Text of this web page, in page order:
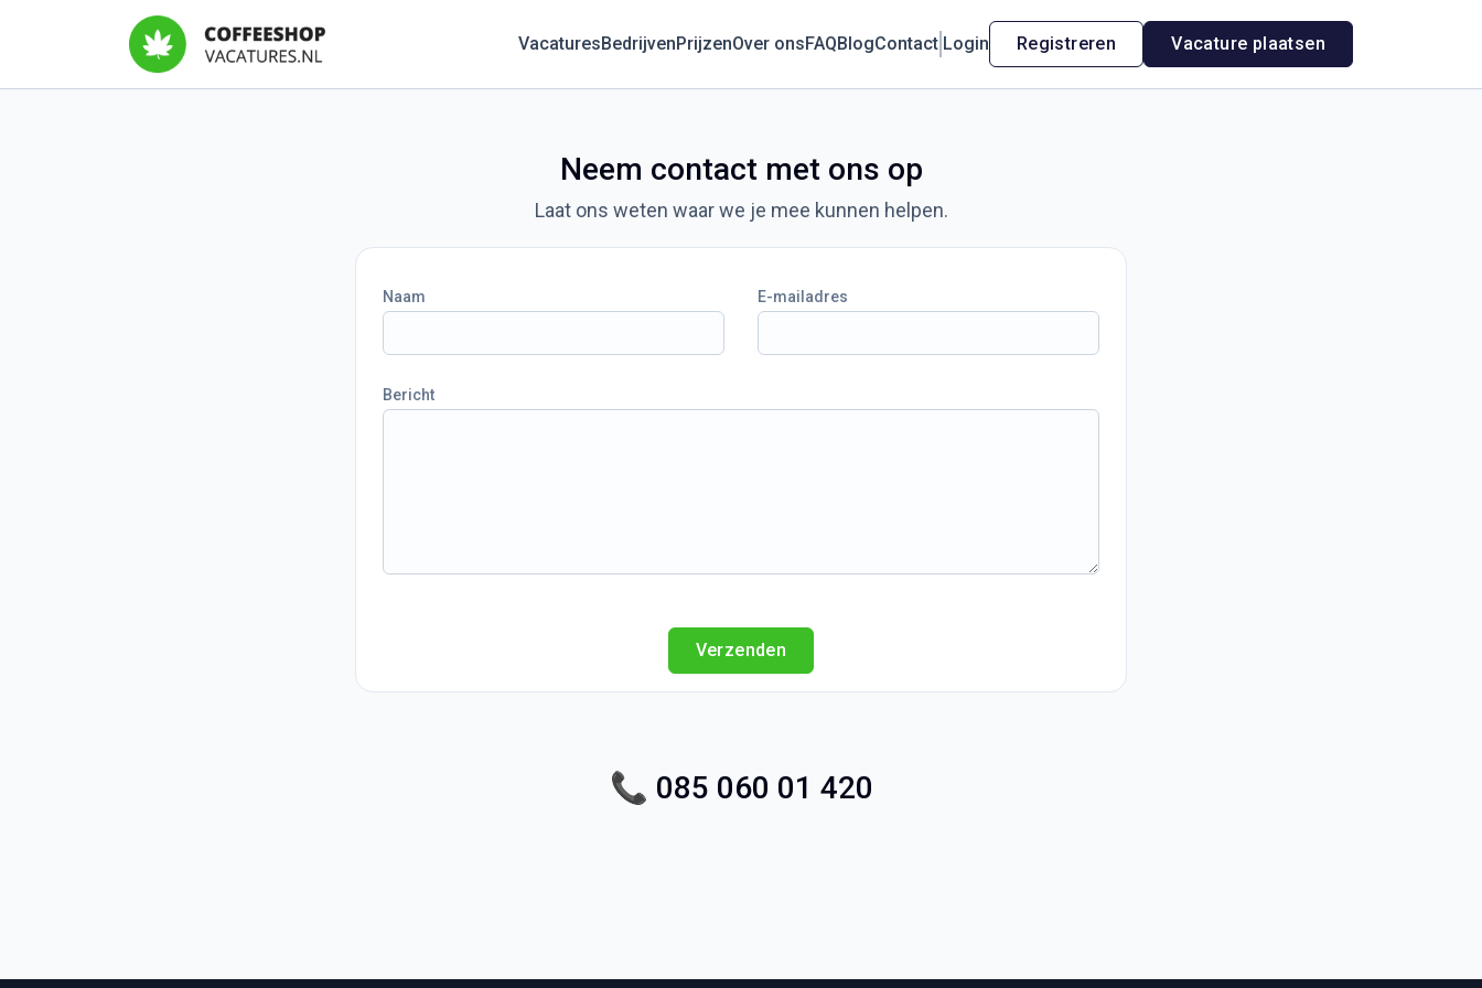
VacaturesBedrijvenPrijzenOver onsFAQBlogContact Login Registreren Vacature plaatsen
Neem contact met ons op
Laat ons weten waar we je mee kunnen helpen.
Naam E-mailadres
Bericht
Verzenden
📞 085 060 01 420